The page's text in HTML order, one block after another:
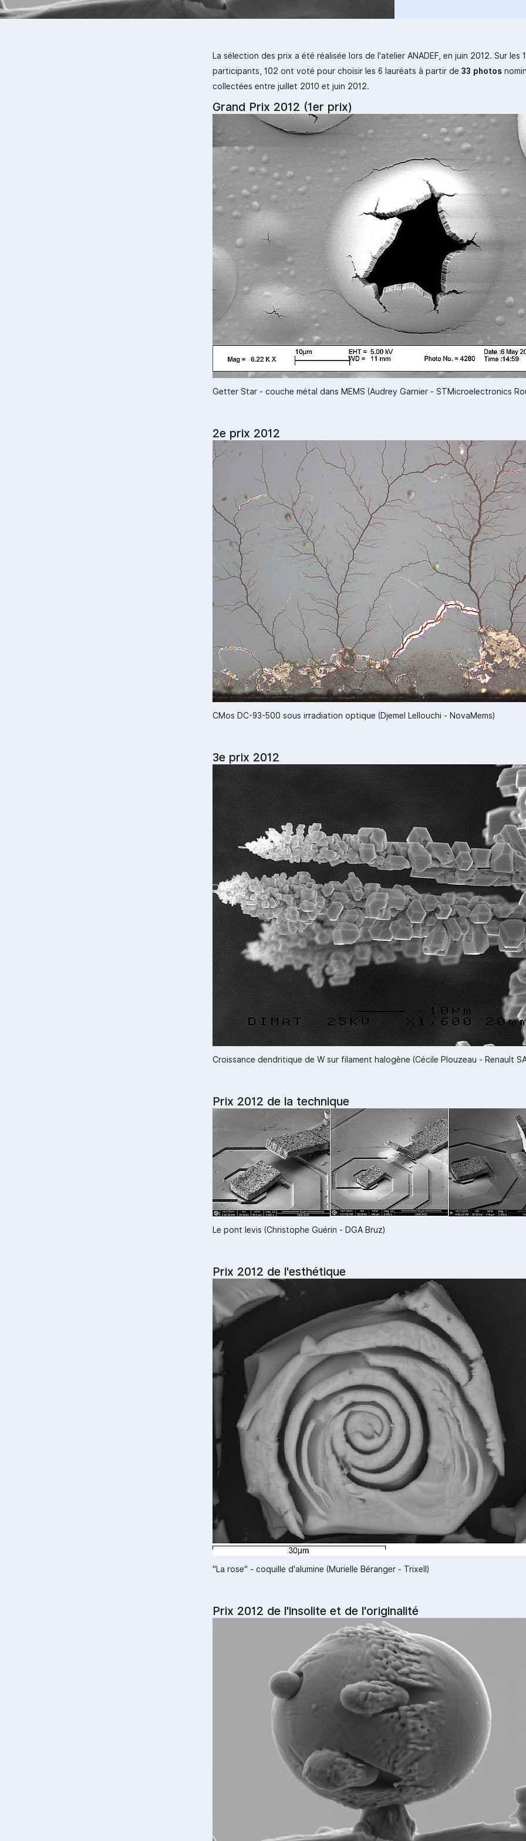
La sélection des prix a été réalisée lors de l'atelier ANADEF, en juin 2012. Sur les
participants, 102 ont voté pour choisir les 6 lauréats à partir de 33 photos
collectées entre juillet 2010 et juin 2012.
Grand Prix 2012 (1er prix)
Getter Star - couche métal dans MEMS (Audrey Garnier - STMicroelectronics
2e prix 2012
CMos DC-93-500 sous irradiation optique (Djemel Lellouchi - NovaMems)
3e prix 2012
Croissance dendritique de W sur filament halogène (Cécile Plouzeau - Renault
Prix 2012 de la technique
Le pont levis (Christophe Guérin - DGA Bruz)
Prix 2012 de l'esthétique
"La rose" - coquille d'alumine (Murielle Béranger - Trixell)
Prix 2012 de l'insolite et de l'originalité